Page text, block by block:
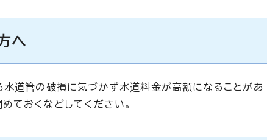
へ
道管の破損に気づかず水道料金が高額になることがあ
ておくなどしてください。